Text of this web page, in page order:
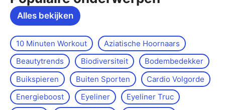
Alles bekijken
10 Minuten Workout
Aziatische Hoornaars
Beautytrends
Biodiversiteit
Bodembedekker
Buikspieren
Buiten Sporten
Cardio Volgorde
Energieboost
Eyeliner
Eyeliner Truc